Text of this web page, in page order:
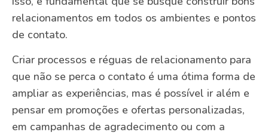
relacionamentos em todos os ambientes e pontos
de contato.
Criar processos e réguas de relacionamento para
que não se perca o contato é uma ótima forma de
ampliar as experiências, mas é possível ir além e
pensar em promoções e ofertas personalizadas,
em campanhas de agradecimento ou com a